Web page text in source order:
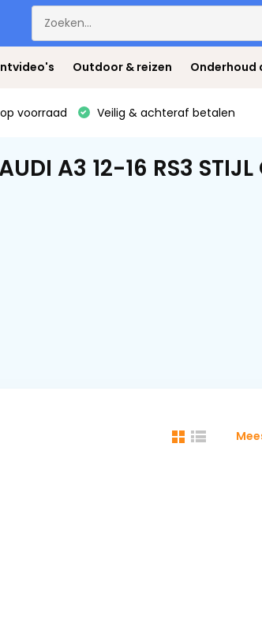
Outdoor & reizen Onderhoud
voorraad Veilig & achteraf betalen
A3 12-16 RS3 STIJL